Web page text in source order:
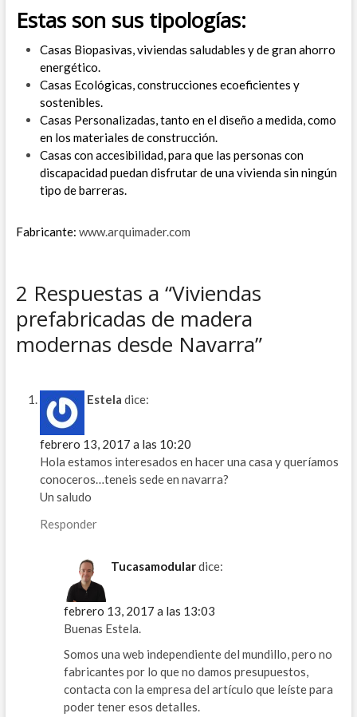
Estas son sus tipologías:
Casas Biopasivas, viviendas saludables y de gran ahorro
energético.
Casas Ecológicas, construcciones ecoeficientes y
sostenibles.
Casas Personalizadas, tanto en el diseño a medida, como
en los materiales de construcción.
Casas con accesibilidad, para que las personas con
discapacidad puedan disfrutar de una vivienda sin ningún
tipo de barreras.
Fabricante: www.arquimader.com
2 Respuestas a “Viviendas
prefabricadas de madera
modernas desde Navarra”
Estela dice:
febrero 13, 2017 a las 10:20
Hola estamos interesados en hacer una casa y queríamos
conoceros…teneis sede en navarra?
Un saludo
Responder
Tucasamodulardice:
febrero 13, 2017 a las 13:03
Buenas Estela.
Somos una web independiente del mundillo, pero no
fabricantes por lo que no damos presupuestos,
contacta con la empresa del artículo que leíste para
poder tener esos detalles.